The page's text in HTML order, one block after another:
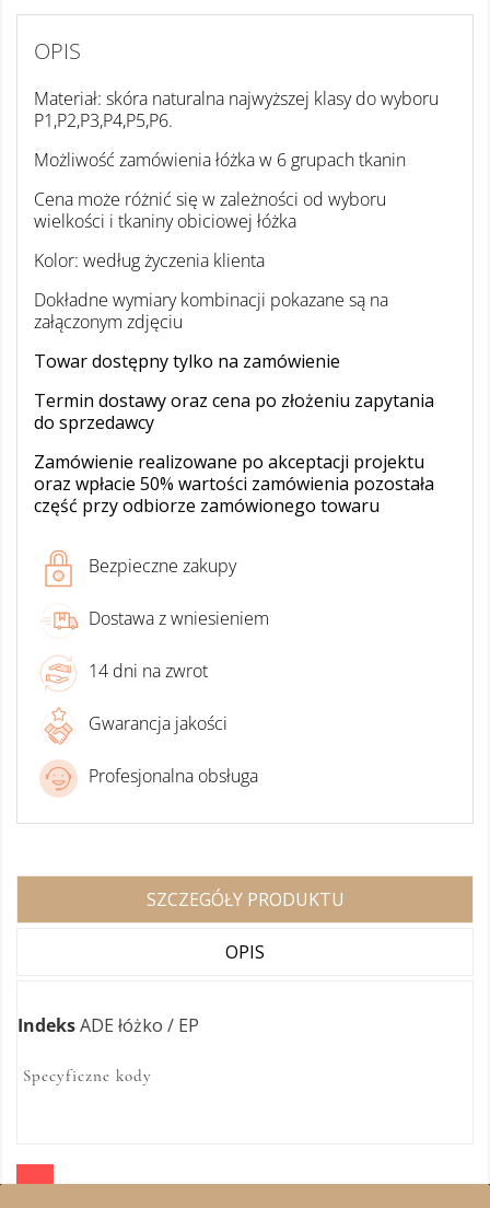
OPIS
Materiał: skóra naturalna najwyższej klasy do wyboru
P1,P2,P3,P4,P5,P6.
Możliwość zamówienia łóżka w 6 grupach tkanin
Cena może różnić się w zależności od wyboru
wielkości i tkaniny obiciowej łóżka
Kolor: według życzenia klienta
Dokładne wymiary kombinacji pokazane są na
załączonym zdjęciu
Towar dostępny tylko na zamówienie
Termin dostawy oraz cena po złożeniu zapytania
do sprzedawcy
Zamówienie realizowane po akceptacji projektu
oraz wpłacie 50% wartości zamówienia pozostała
część przy odbiorze zamówionego towaru
Bezpieczne zakupy
Dostawa z wniesieniem
14 dni na zwrot
Gwarancja jakości
Profesjonalna obsługa
SZCZEGÓŁY PRODUKTU
OPIS
IndeksADE łóżko / EP
Specyficzne kody